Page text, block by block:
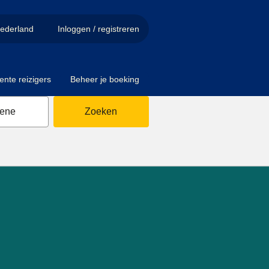
Inloggen / registreren
reizigers Beheer je boeking
Zoeken